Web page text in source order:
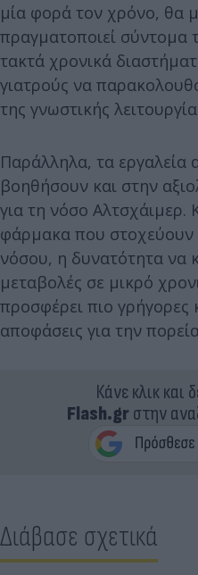
μία φορά τον χρόνο, θα
πραγματοποιεί σύντομα
τακτά χρονικά
γιατρούς να
της γνωστικής
Παράλληλα, τα
βοηθήσουν και στην
για τη νόσο Αλτσχάιμερ.
φάρμακα που στοχεύουν
νόσου, η δυνατότητα να
μεταβολές σε μικρό
προσφέρει πιο γρήγορες
αποφάσεις για την
Κάνε κλικ και
Flash.grστην
Διάβασε σχετικά